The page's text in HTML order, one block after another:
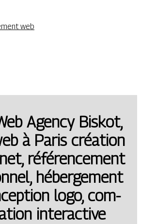
web
Agency Biskot,
à Paris création
référen­ce­ment
hébergement
logo, com­
interactive